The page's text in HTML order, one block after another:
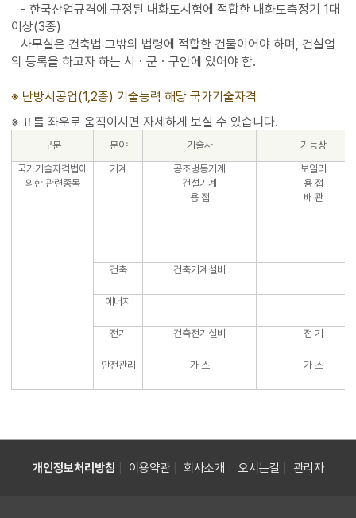
- 한국산업규격에 규정된 내화도시험에 적합한 내화도측정기 1대
이상(3종)
사무실은 건축법 그밖의 법령에 적합한 건물이어야 하며, 건설업
의 등록을 하고자 하는 시ㆍ군ㆍ구안에 있어야 함.
※ 난방시공업(1,2종) 기술능력 해당 국가기술자격
구분 분야 기술사
기능장
국가기술자격법에
의한 관련종목
기계
공조냉동기계
건설기계
용 접
보일러
용 접
배 관
건축 건축기계설비
에너지
전기 건축전기설비 전 기
안전관리 가 스 가 스
개인정보처리방침 이용약관| 회사소개 오시는길 관리자